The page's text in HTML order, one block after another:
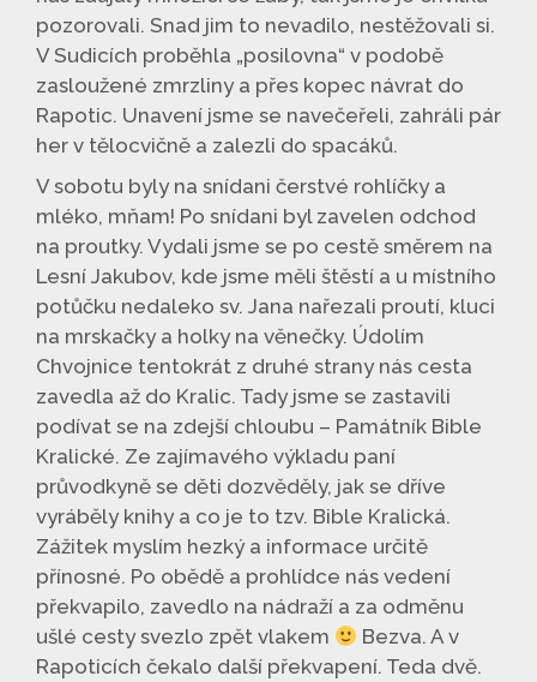
pozorovali. Snad jim to nevadilo, nestěžovali si.
V Sudicích proběhla „posilovna“ v podobě
zasloužené zmrzliny a přes kopec návrat do
Rapotic. Unavení jsme se navečeřeli, zahráli pár
her v tělocvičně a zalezli do spacáků.
V sobotu byly na snídani čerstvé rohlíčky a
mléko, mňam! Po snídani byl zavelen odchod
na proutky. Vydali jsme se po cestě směrem na
Lesní Jakubov, kde jsme měli štěstí a u místního
potůčku nedaleko sv. Jana nařezali proutí, kluci
na mrskačky a holky na věnečky. Údolím
Chvojnice tentokrát z druhé strany nás cesta
zavedla až do Kralic. Tady jsme se zastavili
podívat se na zdejší chloubu – Památník Bible
Kralické. Ze zajímavého výkladu paní
průvodkyně se děti dozvěděly, jak se dříve
vyráběly knihy a co je to tzv. Bible Kralická.
Zážitek myslím hezký a informace určitě
přínosné. Po obědě a prohlídce nás vedení
překvapilo, zavedlo na nádraží a za odměnu
ušlé cesty svezlo zpět vlakem
Bezva. A v
Rapoticích čekalo další překvapení. Teda dvě.